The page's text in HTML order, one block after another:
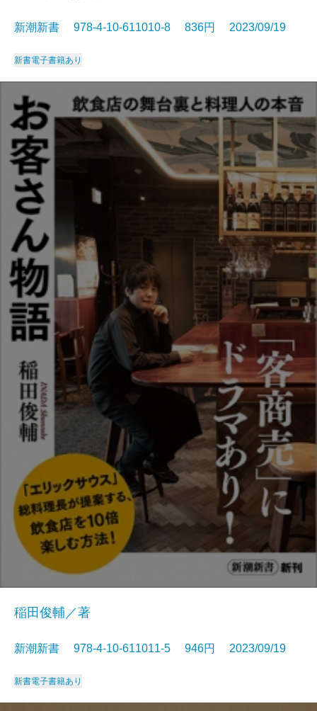
新潮新書 978-4-10-611010-8 836円 2023/09/19
新書電子書籍あり
稲田俊輔／著
新潮新書 978-4-10-611011-5 946円 2023/09/19
新書電子書籍あり